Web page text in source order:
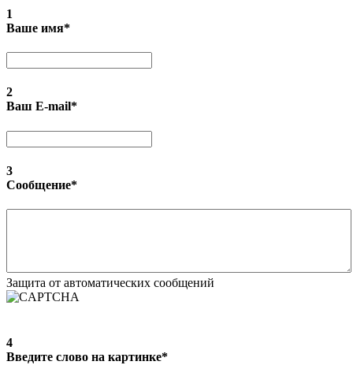
1
Ваше имя*
2
Ваш E-mail*
3
Сообщение*
Защита от автоматических сообщений
4
Введите слово на картинке*